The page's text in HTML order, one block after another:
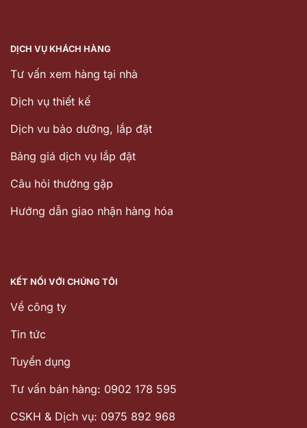
DỊCH VỤ KHÁCH HÀNG
Tư vấn xem hàng tại nhà
Dịch vụ thiết kế
Dịch vu bảo dưỡng, lắp đặt
Bảng giá dịch vụ lắp đặt
Câu hỏi thường gặp
Hướng dẫn giao nhận hàng hóa
KẾT NỐI VỚI CHÚNG TÔI
Về công ty
Tin tức
Tuyển dụng
Tư vấn bán hàng: 0902 178 595
CSKH & Dịch vụ: 0975 892 968